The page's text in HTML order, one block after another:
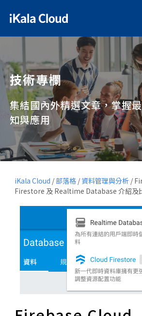
技術專欄
集結國內外精選文章，掌握
知與應用
iKala Cloud /部落格 / 資料管理與分析 /
Firestore 及 Realtime Database 介紹及